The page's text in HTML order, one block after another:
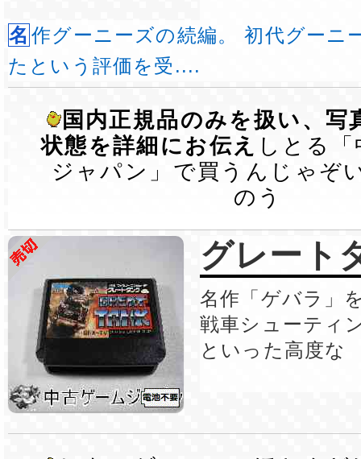
名作グーニーズの続編。 初代グーニーズが易しすぎ
たという評価を受....
国内正規品のみを扱い、写
状態を詳細にお伝え しとる
ジャパン」で買うんじゃぞ
のう
グレート
名作「ゲバラ」
戦車シューティ
といった高度な